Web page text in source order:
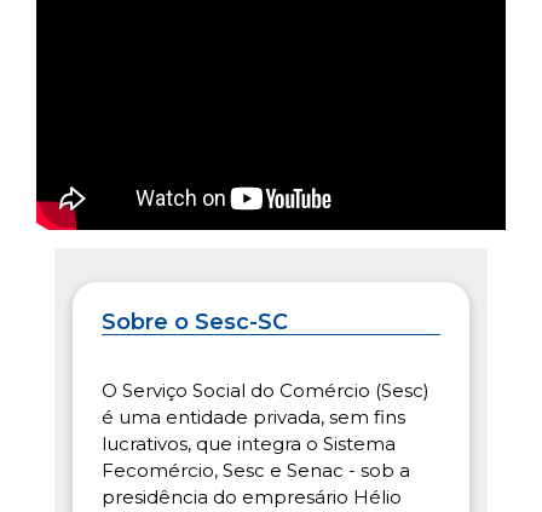
Sobre o Sesc-SC
O Serviço Social do Comércio (Sesc)
é uma entidade privada, sem fins
lucrativos, que integra o Sistema
Fecomércio, Sesc e Senac - sob a
presidência do empresário Hélio